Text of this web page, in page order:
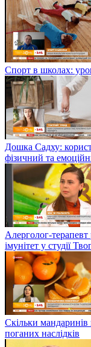
Спорт в школах:
Дошка Садху:
фізичний та
Алерголог-
імунітет у студії
Скільки мандаринів
поганих наслідків